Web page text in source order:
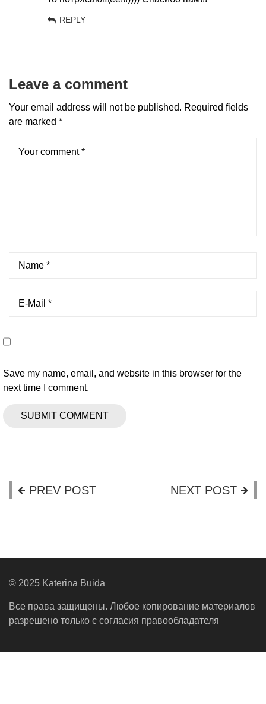
REPLY
Leave a comment
Your email address will not be published. Required fields
are marked *
Save my name, email, and website in this browser for the
next time I comment.
PREV POST NEXT POST
© 2025 Katerina Buida
Все права защищены. Любое копирование материалов
разрешено только с согласия правообладателя